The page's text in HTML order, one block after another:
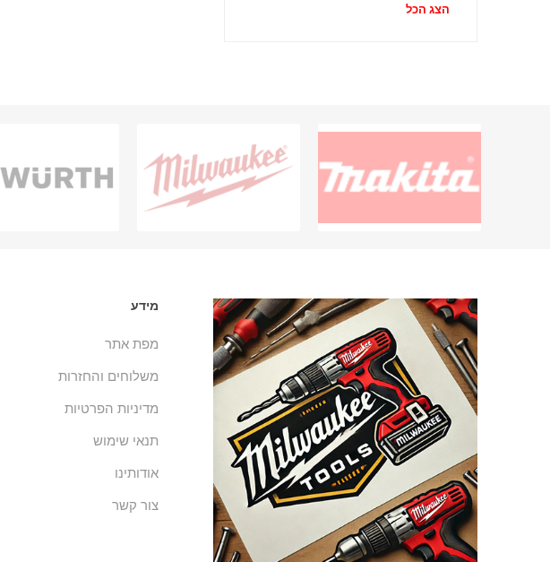
הצג הכל
מידע
מפת אתר
משלוחים והחזרות
מדיניות הפרטיות
תנאי שימוש
אודותינו
צור קשר